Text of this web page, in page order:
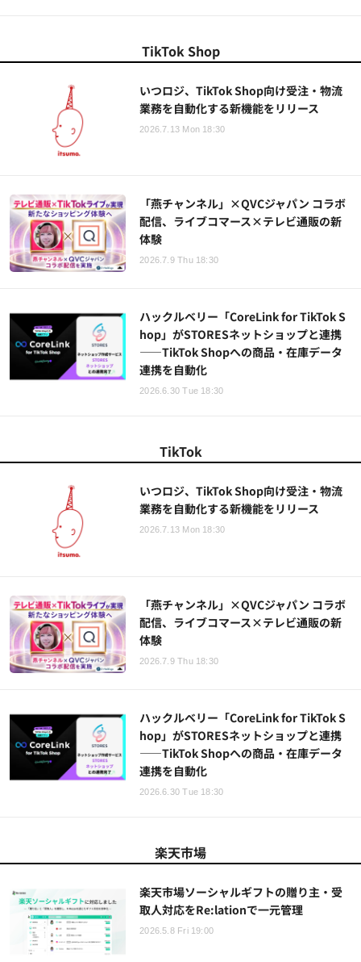
TikTok Shop
いつロジ、TikTok Shop向け受注・物流
業務を自動化する新機能をリリース
2026.7.13 Mon 18:30
「燕チャンネル」×QVCジャパン コラボ
配信、ライブコマース×テレビ通販の新
体験
2026.7.9 Thu 18:30
ハックルベリー「CoreLink for TikTok S
hop」がSTORESネットショップと連携
——TikTok Shopへの商品・在庫データ
連携を自動化
2026.6.30 Tue 18:30
TikTok
いつロジ、TikTok Shop向け受注・物流
業務を自動化する新機能をリリース
2026.7.13 Mon 18:30
「燕チャンネル」×QVCジャパン コラボ
配信、ライブコマース×テレビ通販の新
体験
2026.7.9 Thu 18:30
ハックルベリー「CoreLink for TikTok S
hop」がSTORESネットショップと連携
——TikTok Shopへの商品・在庫データ
連携を自動化
2026.6.30 Tue 18:30
楽天市場
楽天市場ソーシャルギフトの贈り主・受
取人対応をRe:lationで一元管理
2026.5.8 Fri 19:00